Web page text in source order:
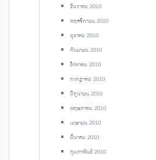
ธันวาคม 2010
พฤศจิกายน 2010
ตุลาคม 2010
กันยายน 2010
สิงหาคม 2010
กรกฎาคม 2010
มิถุนายน 2010
พฤษภาคม 2010
เมษายน 2010
มีนาคม 2010
กุมภาพันธ์ 2010